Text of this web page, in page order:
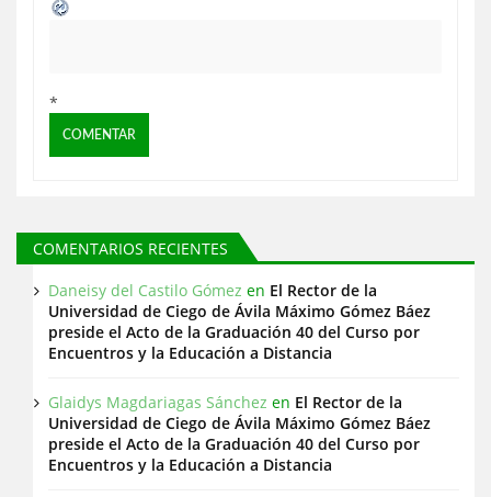
*
COMENTARIOS RECIENTES
Daneisy del Castilo Gómez en El Rector de la
Universidad de Ciego de Ávila Máximo Gómez Báez
preside el Acto de la Graduación 40 del Curso por
Encuentros y la Educación a Distancia
Glaidys Magdariagas Sánchez en El Rector de la
Universidad de Ciego de Ávila Máximo Gómez Báez
preside el Acto de la Graduación 40 del Curso por
Encuentros y la Educación a Distancia